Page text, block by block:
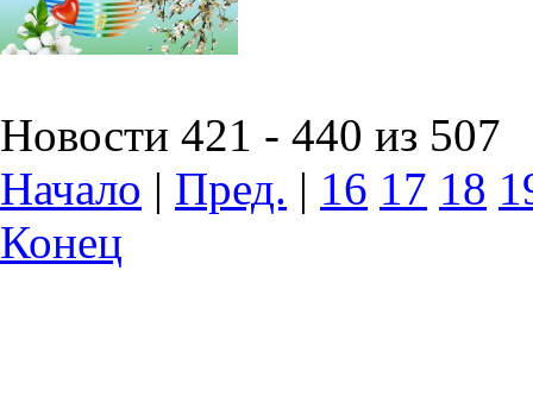
Новости 421 - 440 из 507
Начало | Пред. | 16 17 18
Конец